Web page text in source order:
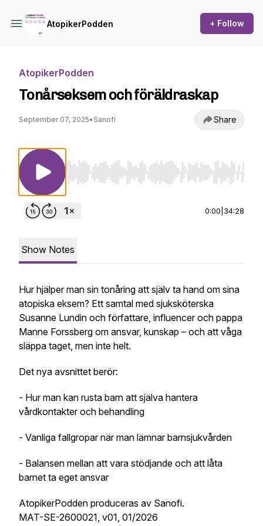
AtopikerPodden + Follow
AtopikerPodden
Tonårseksem och föräldraskap
September 07, 2025• Sanofi Share
Use Left/Right to seek, Home/End to jump
0:00 34:28
Show Notes
Hur hjälper man sin tonåring att själv ta hand om sina
atopiska eksem? Ett samtal med sjuksköterska
Susanne Lundin och författare, influencer och pappa
Manne Forssberg om ansvar, kunskap – och att våga
släppa taget, men inte helt.
Det nya avsnittet berör:
- Hur man kan rusta barn att själva hantera
vårdkontakter och behandling
- Vanliga fallgropar när man lämnar barnsjukvården
- Balansen mellan att vara stödjande och att låta
barnet ta eget ansvar
AtopikerPodden produceras av Sanofi.
MAT-SE-2600021, v01, 01/2026